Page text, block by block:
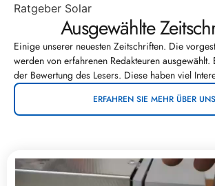
Ratgeber Solar
Ausgewählte
Einige unserer neuesten Zeitschriften. Die
werden von erfahrenen Redakteuren ausgewählt.
der Bewertung des Lesers. Diese haben viel
ERFAHREN SIE MEHR ÜBER UNS